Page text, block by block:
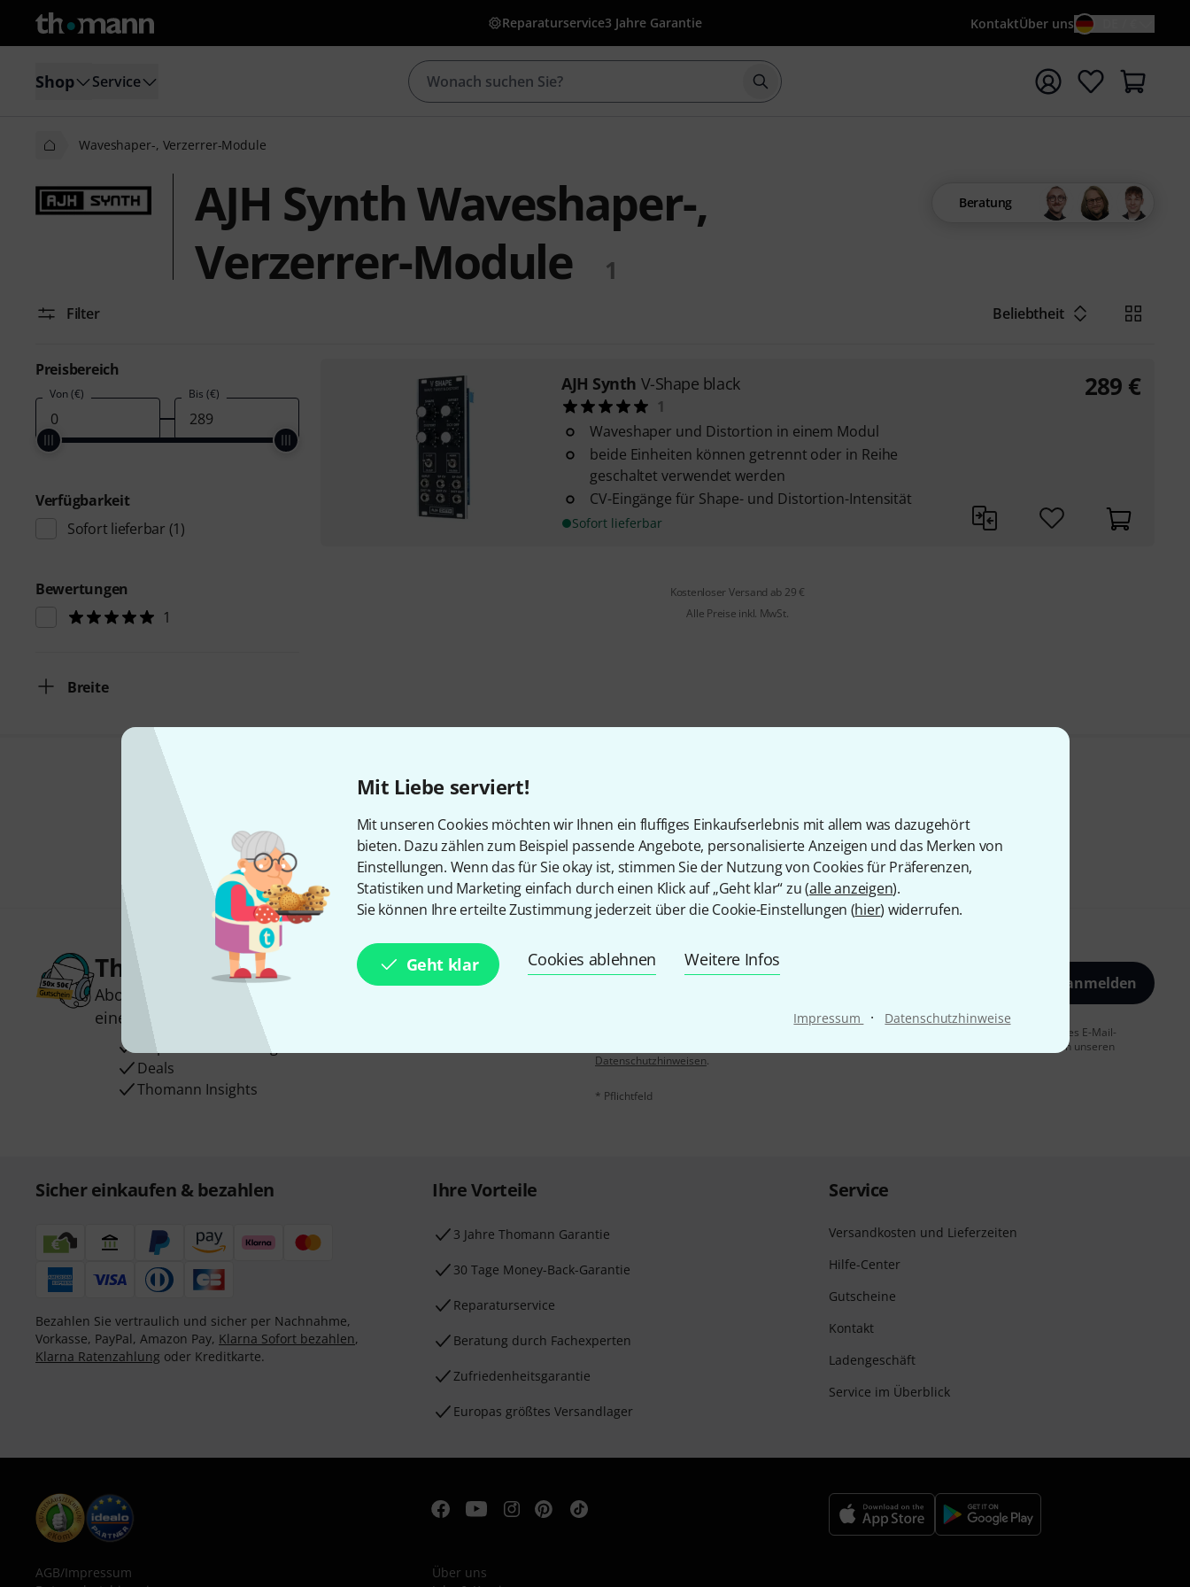
Mit Liebe serviert!
Mit unseren Cookies möchten wir Ihnen ein fluffiges Einkaufserlebnis mit allem was dazugehört
bieten. Dazu zählen zum Beispiel passende Angebote, personalisierte Anzeigen und das Merken von
Einstellungen. Wenn das für Sie okay ist, stimmen Sie der Nutzung von Cookies für Präferenzen,
Statistiken und Marketing einfach durch einen Klick auf „Geht klar“ zu (alle anzeigen).
Sie können Ihre erteilte Zustimmung jederzeit über die Cookie-Einstellungen (hier) widerrufen.
Geht klar Cookies ablehnen Weitere Infos
Impressum · Datenschutzhinweise
Reparaturservice3 Jahre Garantie KontaktÜber uns
Shop Service Suche mit Suchwort {searchTerm} starten
Waveshaper-, Verzerrer-Module
AJH Synth Waveshaper-,
Verzerrer-Module
1
Beratung
Filter Beliebtheit
Preisbereich
Von (€) Bis (€)
Verfügbarkeit
Sofort lieferbar (1)
Bewertungen
1
Breite
AJH Synth V-Shape black
1
Waveshaper und Distortion in einem Modul
beide Einheiten können getrennt oder in Reihe
geschaltet verwendet werden
CV-Eingänge für Shape- und Distortion-Intensität
Sofort lieferbar
289 €
Kostenloser Versand ab 29 €
Alle Preise inkl. MwSt.
Gefällt Ihnen, was Sie sehen?
Teilen Hilfe & Feedback
Thomann Newsletter
Abonniere den Thomann Newsletter und gewinne mit etwas Glück
einen von
50 Gutscheinen
Inspirierende Beiträge
Deals
Thomann Insights
Jetzt anmelden
Mit Klick auf „Jetzt anmelden“ stimmen Sie dem Erhalt von E-Mail-Werbung und einer Messung des E-Mail-
Nutzungsverhaltens zu. Die Abmeldung ist jederzeit möglich. Weitere Informationen finden Sie in unseren
Datenschutzhinweisen.
* Pflichtfeld
Sicher einkaufen & bezahlen
Bezahlen Sie vertraulich und sicher per Nachnahme,
Vorkasse, PayPal, Amazon Pay, Klarna Sofort bezahlen,
Klarna Ratenzahlung oder Kreditkarte.
Ihre Vorteile
3 Jahre Thomann Garantie
30 Tage Money-Back-Garantie
Reparaturservice
Beratung durch Fachexperten
Zufriedenheitsgarantie
Europas größtes Versandlager
Service
Versandkosten und Lieferzeiten
Hilfe-Center
Gutscheine
Kontakt
Ladengeschäft
Service im Überblick
AGB/Impressum
Über uns